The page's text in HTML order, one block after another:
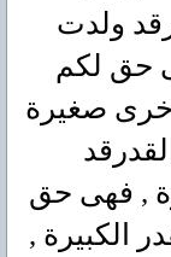
ولدت
حق لكم
صغيرة
, فهى حق
الكبيرة ,